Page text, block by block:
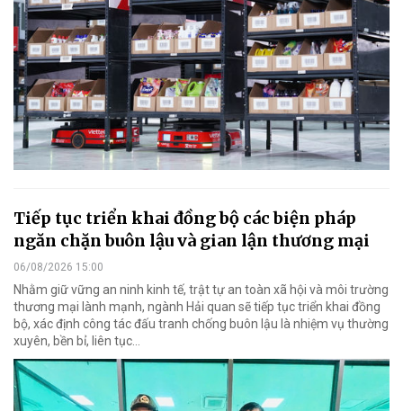
Tiếp tục triển khai đồng bộ các biện pháp
ngăn chặn buôn lậu và gian lận thương mại
06/08/2026 15:00
Nhằm giữ vững an ninh kinh tế, trật tự an toàn xã hội và môi trường
thương mại lành mạnh, ngành Hải quan sẽ tiếp tục triển khai đồng
bộ, xác định công tác đấu tranh chống buôn lậu là nhiệm vụ thường
xuyên, bền bỉ, liên tục…